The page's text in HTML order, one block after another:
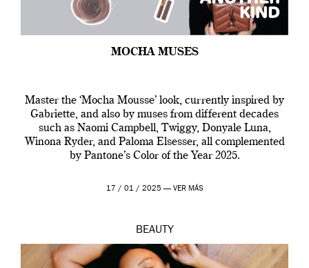
MOCHA MUSES
Master the ‘Mocha Mousse’ look, currently inspired by
Gabriette, and also by muses from different decades
such as Naomi Campbell, Twiggy, Donyale Luna,
Winona Ryder, and Paloma Elsesser, all complemented
by Pantone’s Color of the Year 2025.
17 / 01 / 2025 — VER MÁS
BEAUTY